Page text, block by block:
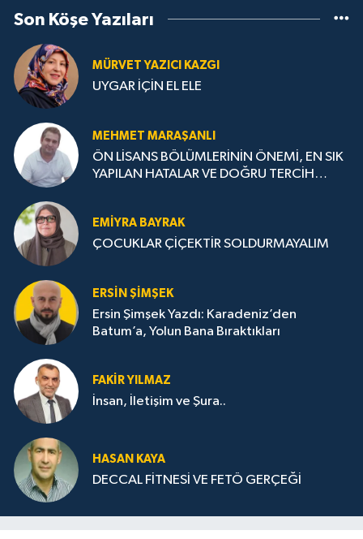
Son Köşe Yazıları
MÜRVET YAZICI KAZGI
UYGAR İÇİN EL ELE
MEHMET MARAŞANLI
ÖN LİSANS BÖLÜMLERİNİN ÖNEMİ, EN SIK
YAPILAN HATALAR VE DOĞRU TERCİH
EMIYRA BAYRAK
ÇOCUKLAR ÇİÇEKTİR SOLDURMAYALIM
ERSIN ŞIMŞEK
Ersin Şimşek Yazdı: Karadeniz’den
Batum’a, Yolun Bana Bıraktıkları
FAKIR YILMAZ
İnsan, İletişim ve Şura..
HASAN KAYA
DECCAL FİTNESİ VE FETÖ GERÇEĞİ